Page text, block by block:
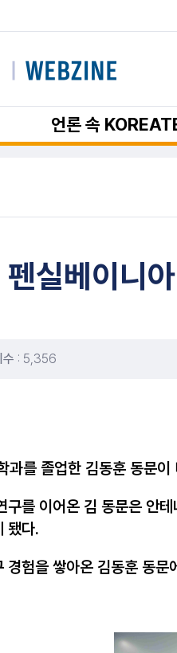
언론 속
실베이니
수 : 5,356
과를 졸업한 김동훈 동
구를 이어온 김 동문은
됐다.
경험을 쌓아온 김동훈 동